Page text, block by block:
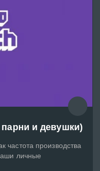
и девушки)
частота производства
личные